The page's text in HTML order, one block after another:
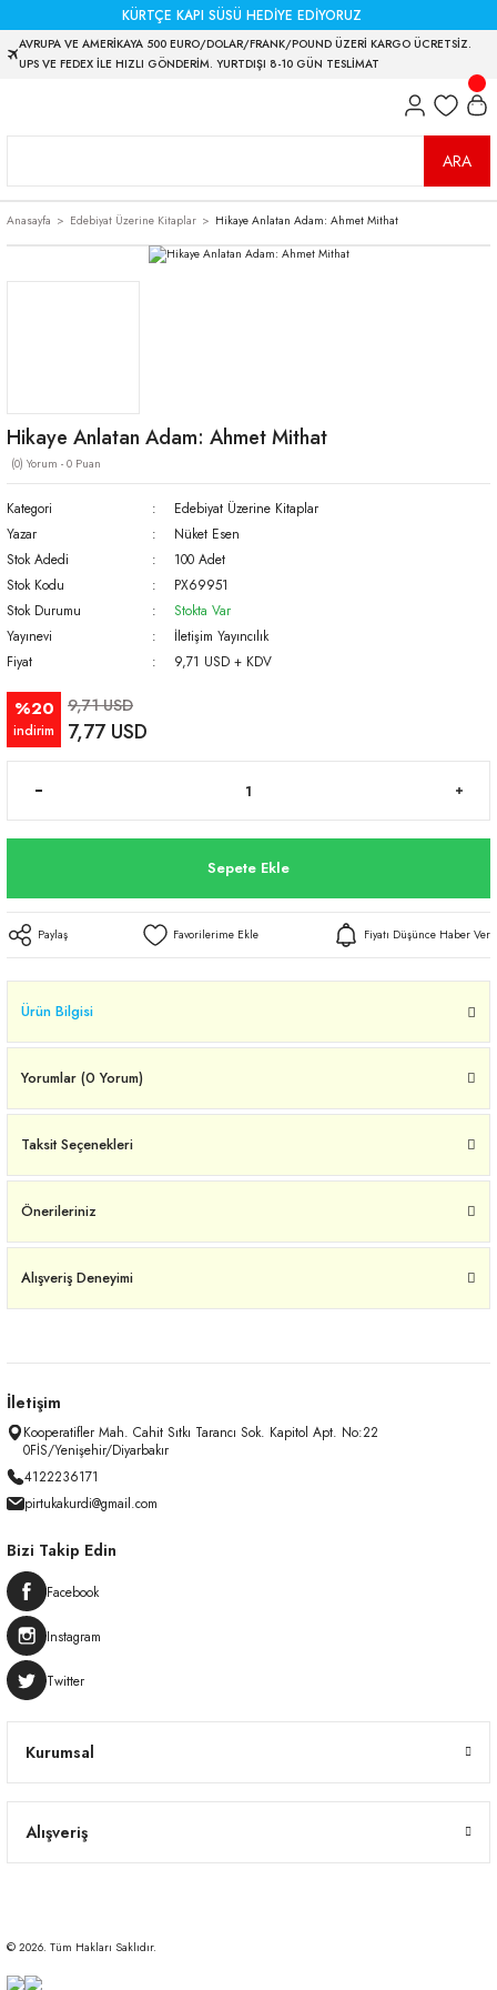
KÜRTÇE KAPI SÜSÜ HEDİYE EDİYORUZ
AVRUPA VE AMERİKAYA 500 EURO/DOLAR/FRANK/POUND ÜZERİ KARGO ÜCRETSİZ.
UPS VE FEDEX İLE HIZLI GÖNDERİM. YURTDIŞI 8-10 GÜN TESLİMAT
ARA
Anasayfa Edebiyat Üzerine Kitaplar Hikaye Anlatan Adam: Ahmet Mithat
Hikaye Anlatan Adam: Ahmet Mithat
(0) Yorum - 0 Puan
Kategori
Edebiyat Üzerine Kitaplar
Yazar
Nüket Esen
Stok Adedi
100 Adet
Stok Kodu
PX69951
Stok Durumu
Stokta Var
Yayınevi
İletişim Yayıncılık
Fiyat
9,71 USD + KDV
%20
indirim
9,71 USD
7,77 USD
Sepete Ekle
Paylaş Fiyatı Düşünce Haber Ver
Ürün Bilgisi
Yorumlar (0 Yorum)
Taksit Seçenekleri
Önerileriniz
Alışveriş Deneyimi
İletişim
Kooperatifler Mah. Cahit Sıtkı Tarancı Sok. Kapitol Apt. No:22
0FİS/Yenişehir/Diyarbakır
4122236171
pirtukakurdi@gmail.com
Kurumsal
Alışveriş
Bizi Takip Edin
Facebook
Instagram
Twitter
© 2026. Tüm Hakları Saklıdır.